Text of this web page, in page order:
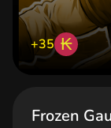
+35 ₭
Frozen